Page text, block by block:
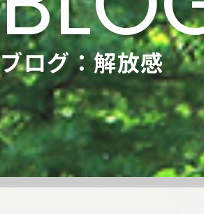
ブログ：解放感